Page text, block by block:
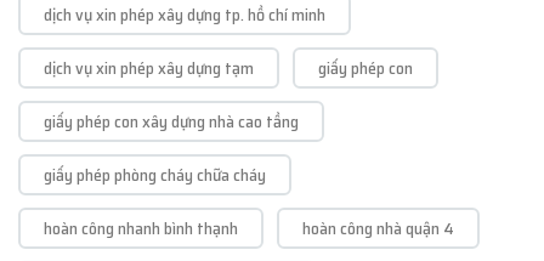
dịch vụ xin phép xây dựng tp. hồ chí minh
dịch vụ xin phép xây dựng tạm
giấy phép con
giấy phép con xây dựng nhà cao tầng
giấy phép phòng cháy chữa cháy
hoàn công nhanh bình thạnh
hoàn công nhà quận 4